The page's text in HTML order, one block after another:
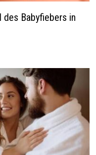
des Babyfiebers in